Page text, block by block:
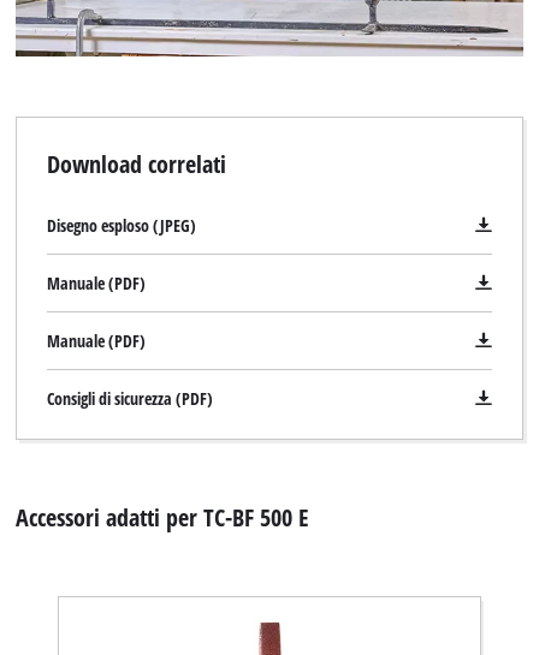
Download correlati
Disegno esploso (JPEG)
Manuale (PDF)
Manuale (PDF)
Consigli di sicurezza (PDF)
Accessori adatti per TC-BF 500 E